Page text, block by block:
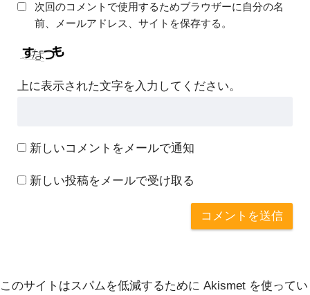
次回のコメントで使用するためブラウザーに自分の名
前、メールアドレス、サイトを保存する。
上に表示された文字を入力してください。
新しいコメントをメールで通知
新しい投稿をメールで受け取る
このサイトはスパムを低減するために Akismet を使ってい